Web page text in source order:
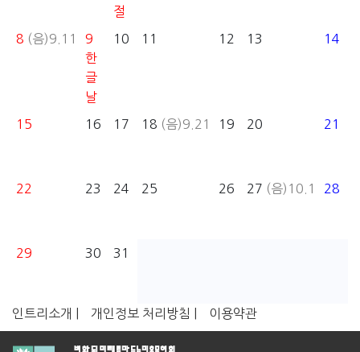
절
8 (음)9.11
9
한
글
날
10 11 12 13 14
15 16 17 18 (음)9.21 19 20 21
22 23 24 25 26 27 (음)10.1 28
29 30 31
인트리소개 | 개인정보 처리방침 | 이용약관